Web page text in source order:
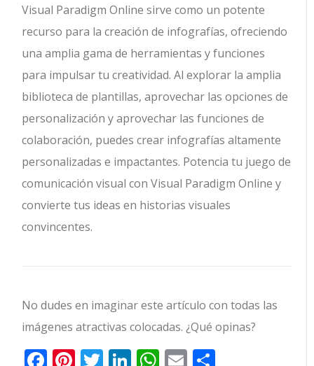
Visual Paradigm Online sirve como un potente
recurso para la creación de infografías, ofreciendo
una amplia gama de herramientas y funciones
para impulsar tu creatividad. Al explorar la amplia
biblioteca de plantillas, aprovechar las opciones de
personalización y aprovechar las funciones de
colaboración, puedes crear infografías altamente
personalizadas e impactantes. Potencia tu juego de
comunicación visual con Visual Paradigm Online y
convierte tus ideas en historias visuales
convincentes.
No dudes en imaginar este artículo con todas las
imágenes atractivas colocadas. ¿Qué opinas?